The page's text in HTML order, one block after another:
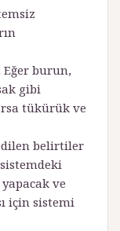
Eğer burun,
gibi
tükürük ve
belirtiler
ve
için sistemi